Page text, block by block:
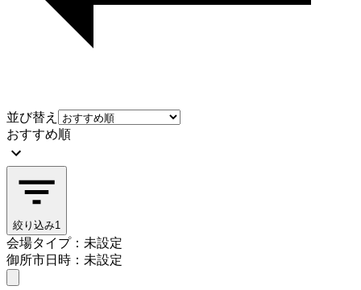
並び替え
おすすめ順
絞り込み1
会場タイプ：未設定
御所市日時：未設定